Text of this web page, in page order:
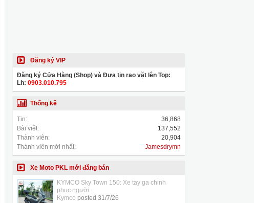
Đăng ký VIP
Đăng ký Cửa Hàng (Shop) và Đưa tin rao vặt lên Top:
Lh: 0903.010.795
Thống kê
Tin:
36,868
Bài viết:
137,552
Thành viên:
20,904
Thành viên mới nhất:
Jamesdrymn
Xe Moto PKL mới đăng bán
KYMCO Sky Town 150: Xe tay ga chinh
phục người...
Kymco posted 31/7/26